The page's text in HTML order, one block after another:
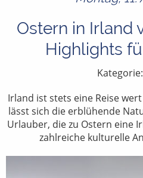
Ostern in Irland
Highlights
Kategorie:
Irland ist stets eine Reise
lässt sich die erblühende
Urlauber, die zu Ostern eine
zahlreiche kulturelle